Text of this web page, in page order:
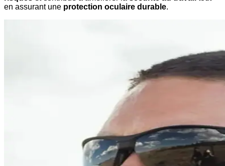
en assurant une protection oculaire durable.